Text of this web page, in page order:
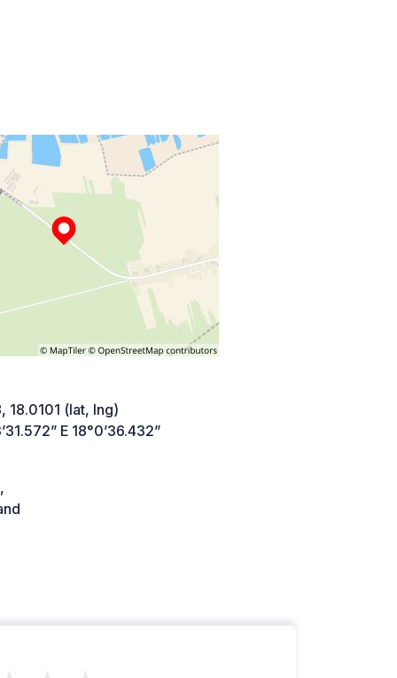
18.0101 (lat, lng)
E 18°0’36.432”